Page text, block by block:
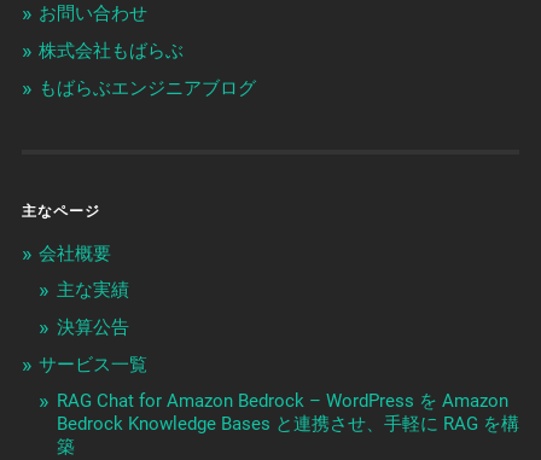
お問い合わせ
株式会社もばらぶ
もばらぶエンジニアブログ
主なページ
会社概要
主な実績
決算公告
サービス一覧
RAG Chat for Amazon Bedrock – WordPress を Amazon
Bedrock Knowledge Bases と連携させ、手軽に RAG を構
築